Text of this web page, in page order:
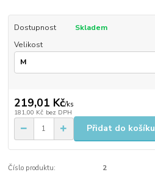
Dostupnost
Skladem
Velikost
219,01 Kč/ks
181,00 Kč bez DPH
Přidat do košíku
Číslo produktu: 2